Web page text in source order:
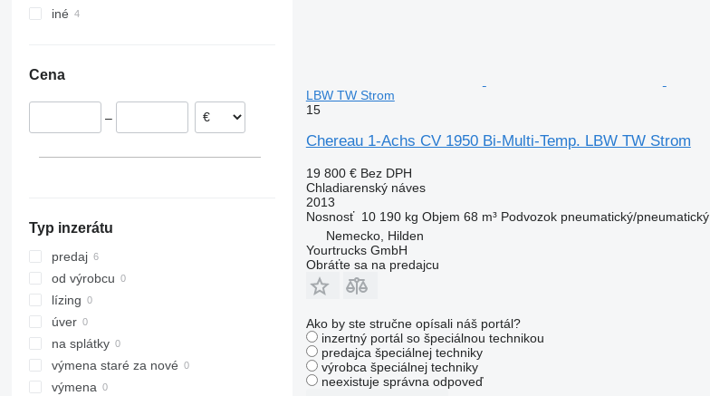
Nemecko
Dusseldorf
Belgicko
iné
Cena
–
Typ inzerátu
predaj
od výrobcu
lízing
úver
na splátky
výmena staré za nové
výmena
LBW TW Strom
15
Chereau 1-Achs CV 1950 Bi-Multi-Temp. LBW TW Strom
19 800 € Bez DPH
Chladiarenský náves
2013
Nosnosť 10 190 kg Objem 68 m³ Podvozok pneumatický/pneumatický
Nemecko, Hilden
Yourtrucks GmbH
Obráťte sa na predajcu
Ako by ste stručne opísali náš portál?
inzertný portál so špeciálnou technikou
predajca špeciálnej techniky
výrobca špeciálnej techniky
neexistuje správna odpoveď